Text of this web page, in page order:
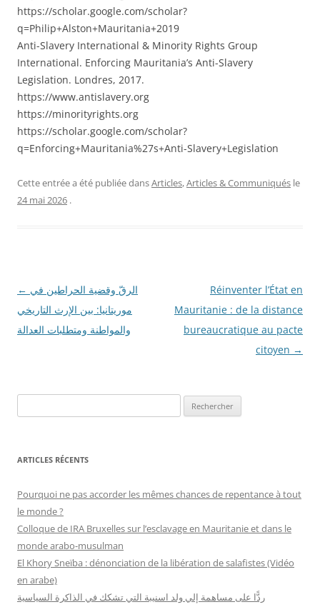
https://scholar.google.com/scholar?
q=Philip+Alston+Mauritania+2019⁠
Anti-Slavery International & Minority Rights Group
International. Enforcing Mauritania’s Anti-Slavery
Legislation. Londres, 2017.
https://www.antislavery.org⁠
https://minorityrights.org⁠
https://scholar.google.com/scholar?
q=Enforcing+Mauritania%27s+Anti-Slavery+Legislation⁠
Cette entrée a été publiée dansArticles,Articles & Communiqués le
24 mai 2026 .
Navigation
des
articles
←
موريتانيا: بين الإرث التاريخي
والمواطنة ومتطلبات العدالة
Réinventer l’État en
Mauritanie : de la distance
bureaucratique au pacte
citoyen →
e
h
r
c
h
r
ARTICLES RÉCENTS
Pourquoi ne pas accorder les mêmes chances de repentance à tout
le monde ?
Colloque de IRA Bruxelles sur l’esclavage en Mauritanie et dans le
monde arabo-musulman
El Khory Sneïba : dénonciation de la libération de salafistes (Vidéo
en arabe)
ردًّا على مساهمة إلي ولد اسنيبة التي تشكك في الذاكرة السياسية